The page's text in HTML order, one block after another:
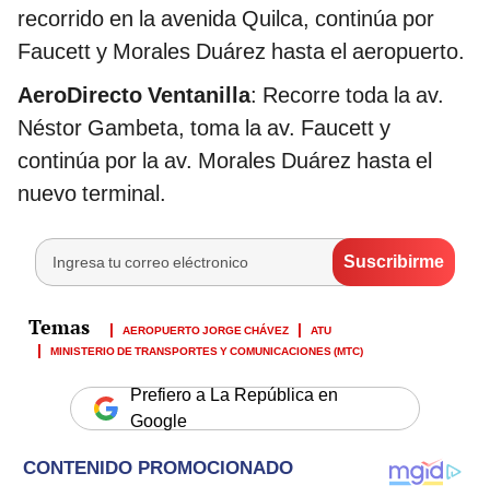
recorrido en la avenida Quilca, continúa por
Faucett y Morales Duárez hasta el aeropuerto.
AeroDirecto Ventanilla: Recorre toda la av.
Néstor Gambeta, toma la av. Faucett y
continúa por la av. Morales Duárez hasta el
nuevo terminal.
AEROPUERTO JORGE CHÁVEZ
ATU
MINISTERIO DE TRANSPORTES Y COMUNICACIONES (MTC)
Prefiero a La República en
Google